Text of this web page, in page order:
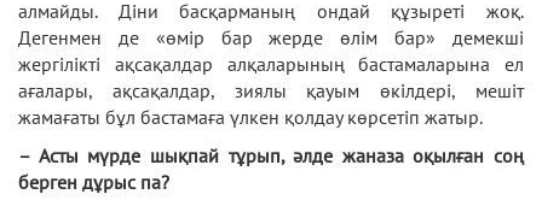
алмайды. Діни басқарманың ондай құзыреті жоқ.
Дегенмен де «өмір бар жерде өлім бар» демекші
жергілікті ақсақалдар алқаларының бастамаларына ел
ағалары, ақсақалдар, зиялы қауым өкілдері, мешіт
жамағаты бұл бастамаға үлкен қолдау көрсетіп жатыр.
– Асты мүрде шықпай тұрып, әлде жаназа оқылған соң
берген дұрыс па?